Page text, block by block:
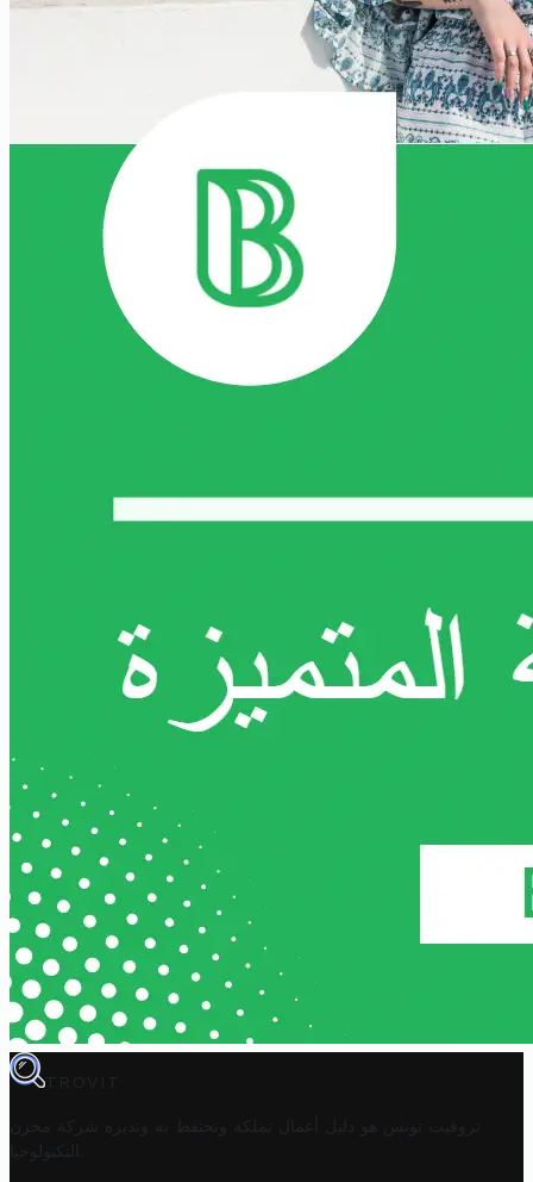
TROVIT
تروفيت تونس هو دليل أعمال تملكه وتحتفظ به وتديره
شركة مخزن
التكنولوجيا